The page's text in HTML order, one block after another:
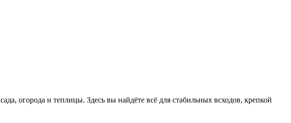
огорода и теплицы. Здесь вы найдёте всё для стабильных всходов, крепкой